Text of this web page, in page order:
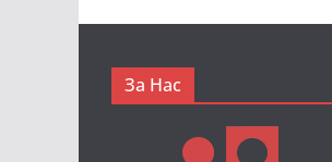
За Нас